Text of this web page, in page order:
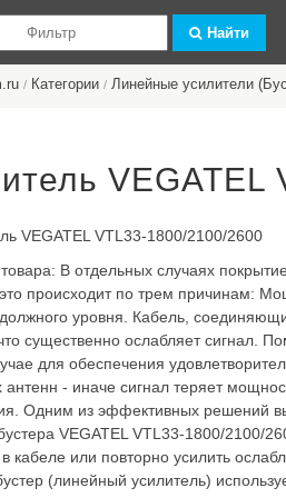
Найти
/ Категории / Линейные усилители
В отдельных случаях
происходит по трем причинам:
должного уровня. Кабель,
существенно ослабляет сигнал.
для обеспечения
антенн - иначе сигнал теряет
Одним из эффективных решений
VEGATEL VTL33-1800/2100/
кабеле или повторно усилить
(линейный усилитель)